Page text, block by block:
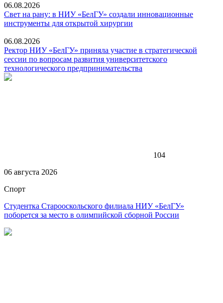
06.08.2026
Свет на рану: в НИУ «БелГУ» создали инновационные
инструменты для открытой хирургии
06.08.2026
Ректор НИУ «БелГУ» приняла участие в стратегической
сессии по вопросам развития университетского
технологического предпринимательства
104
06 августа 2026
Спорт
Студентка Старооскольского филиала НИУ «БелГУ»
поборется за место в олимпийской сборной России